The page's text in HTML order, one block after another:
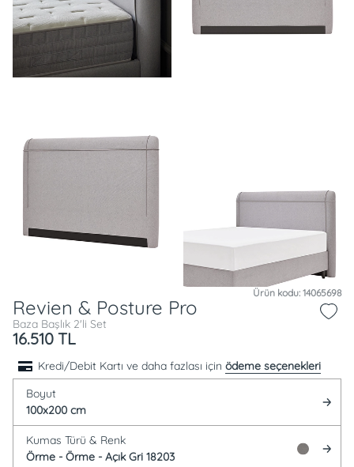
Ürün kodu: 14065698
Revien & Posture Pro
Baza Başlık 2'li Set
16.510 TL
Kredi/Debit Kartı ve daha fazlası için ödeme seçenekleri
Boyut
100x200 cm
Kumas Türü & Renk
Örme - Örme - Açık Gri 18203